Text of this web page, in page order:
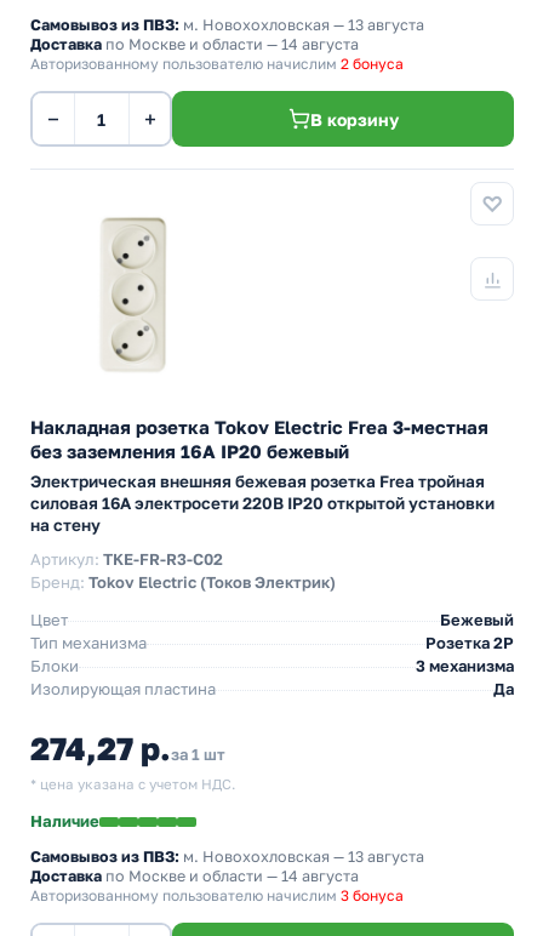
Самовывоз из ПВЗ: м. Новохохловская — 13 августа
Доставка по Москве и области — 14 августа
Авторизованному пользователю начислим 2 бонуса
− + В корзину
Накладная розетка Tokov Electric Frea 3-местная
без заземления 16А IP20 бежевый
Электрическая внешняя бежевая розетка Frea тройная
силовая 16А электросети 220В IP20 открытой установки
на стену
Артикул: TKE-FR-R3-C02
Бренд: Tokov Electric (Токов Электрик)
Цвет
Бежевый
Тип механизма
Розетка 2Р
Блоки
3 механизма
Изолирующая пластина
Да
274,27 р.за 1 шт
* цена указана с учетом НДС.
Наличие
Самовывоз из ПВЗ: м. Новохохловская — 13 августа
Доставка по Москве и области — 14 августа
Авторизованному пользователю начислим 3 бонуса